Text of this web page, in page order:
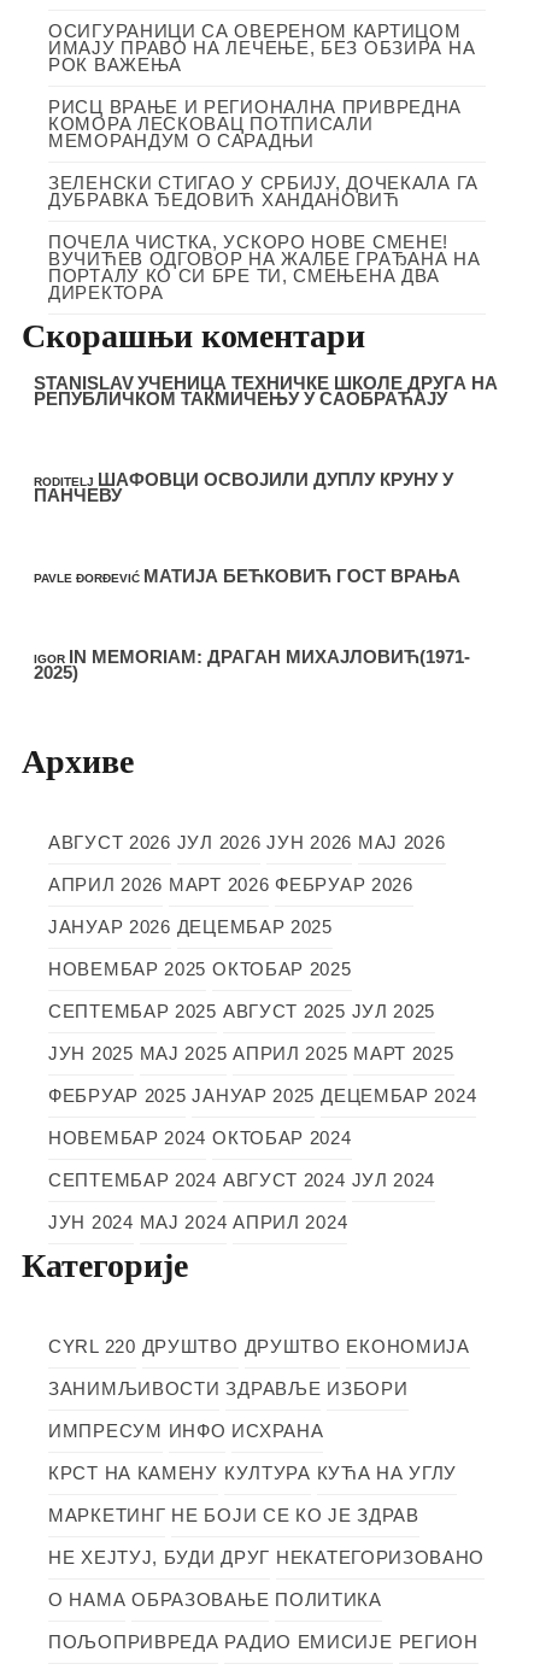
ОСИГУРАНИЦИ СА ОВЕРЕНОМ КАРТИЦОМ
ИМАЈУ ПРАВО НА ЛЕЧЕЊЕ, БЕЗ ОБЗИРА НА
РОК ВАЖЕЊА
РИСЦ ВРАЊЕ И РЕГИОНАЛНА ПРИВРЕДНА
КОМОРА ЛЕСКОВАЦ ПОТПИСАЛИ
МЕМОРАНДУМ О САРАДЊИ
ЗЕЛЕНСКИ СТИГАО У СРБИЈУ, ДОЧЕКАЛА ГА
ДУБРАВКА ЂЕДОВИЋ ХАНДАНОВИЋ
ПОЧЕЛА ЧИСТКА, УСКОРО НОВЕ СМЕНЕ!
ВУЧИЋЕВ ОДГОВОР НА ЖАЛБЕ ГРАЂАНА НА
ПОРТАЛУ КО СИ БРЕ ТИ, СМЕЊЕНА ДВА
ДИРЕКТОРА
Скорашњи коментари
STANISLAVУЧЕНИЦА ТЕХНИЧКЕ ШКОЛЕ ДРУГА НА
РЕПУБЛИЧКОМ ТАКМИЧЕЊУ У САОБРАЋАЈУ
RODITELJ ШАФОВЦИ ОСВОЈИЛИ ДУПЛУ КРУНУ У
ПАНЧЕВУ
PAVLE ĐORĐEVIĆ МАТИЈА БЕЋКОВИЋ ГОСТ ВРАЊА
IGOR IN MEMORIAM: ДРАГАН МИХАЈЛОВИЋ(1971-
2025)
Архиве
АВГУСТ 2026 ЈУЛ 2026 ЈУН 2026 МАЈ 2026
АПРИЛ 2026 МАРТ 2026 ФЕБРУАР 2026
ЈАНУАР 2026 ДЕЦЕМБАР 2025
НОВЕМБАР 2025 ОКТОБАР 2025
СЕПТЕМБАР 2025 АВГУСТ 2025 ЈУЛ 2025
ЈУН 2025 МАЈ 2025 АПРИЛ 2025 МАРТ 2025
ФЕБРУАР 2025 ЈАНУАР 2025 ДЕЦЕМБАР 2024
НОВЕМБАР 2024 ОКТОБАР 2024
СЕПТЕМБАР 2024 АВГУСТ 2024 ЈУЛ 2024
ЈУН 2024 МАЈ 2024 АПРИЛ 2024
Категорије
CYRL 220 ДРУШТВО ДРУШТВО ЕКОНОМИЈА
ЗАНИМЉИВОСТИ ЗДРАВЉЕ ИЗБОРИ
ИМПРЕСУМ ИНФО ИСХРАНА
КРСТ НА КАМЕНУ КУЛТУРА КУЋА НА УГЛУ
МАРКЕТИНГ НЕ БОЈИ СЕ КО ЈЕ ЗДРАВ
НЕ ХЕЈТУЈ, БУДИ ДРУГ НЕКАТЕГОРИЗОВАНО
О НАМА ОБРАЗОВАЊЕ ПОЛИТИКА
ПОЉОПРИВРЕДА РАДИО ЕМИСИЈЕ РЕГИОН